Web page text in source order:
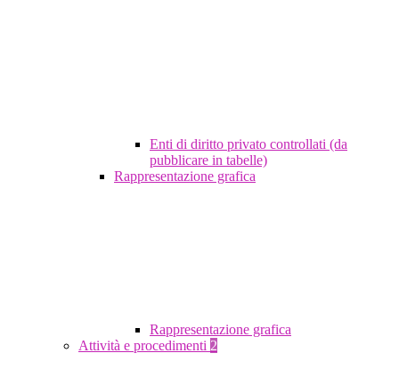
Enti di diritto privato controllati (da
pubblicare in tabelle)
Rappresentazione grafica
Rappresentazione grafica
Attività e procedimenti 2